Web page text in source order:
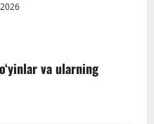
va ularning